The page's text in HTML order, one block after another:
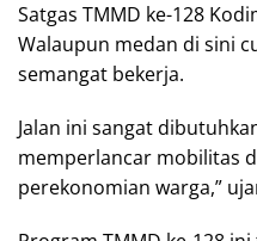
Satgas TMMD ke-128
Walaupun medan di sini
semangat bekerja.
Jalan ini sangat
memperlancar mobilitas
perekonomian warga,”